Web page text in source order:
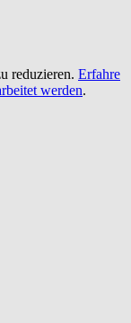
reduzieren. Erfahre
werden.